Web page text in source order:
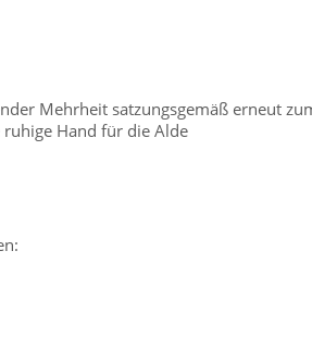
Mehrheit satzungsgemäß erneut
Hand für die Alde